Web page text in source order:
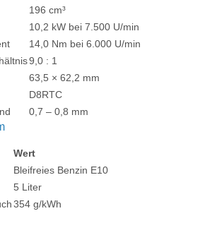
196 cm³
10,2 kW bei 7.500 U/min
14,0 Nm bei 6.000 U/min
9,0 : 1
63,5 × 62,2 mm
D8RTC
0,7 – 0,8 mm
Wert
Bleifreies Benzin E10
5 Liter
354 g/kWh